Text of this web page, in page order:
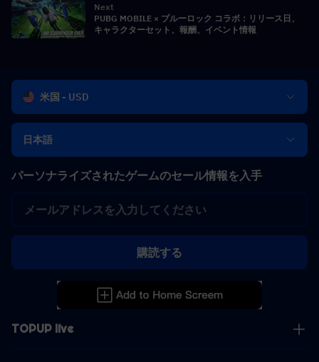
Next
PUBG MOBILE × ブルーロック コラボ：リリース日、
キャラクターセット、報酬、イベント情報
米国 - USD
日本語
TOPUP live
パーソナライズされたゲームのセール情報を入手
購読する